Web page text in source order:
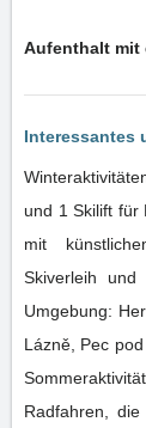
Aufenthalt mit
Interessantes
und 1 Skilift für
mit
Skiverleih
Umgebung:
Lázně, Pec
Radfahren,